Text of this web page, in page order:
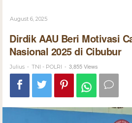
August 6, 2025
Dirdik AAU Beri Motivasi
Nasional 2025 di Cibubur
Julius - TNI - POLRI - 3,855 Views